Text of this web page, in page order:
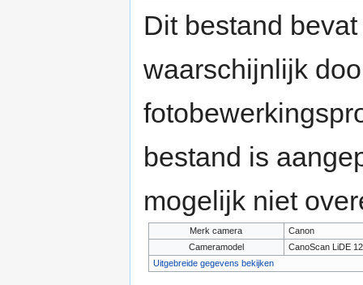
Dit bestand
waarschijnlijk
bestand is
mogelijk niet
Merk camera
Canon
Cameramodel
CanoScan LiDE
Uitgebreide gegevens bekijken